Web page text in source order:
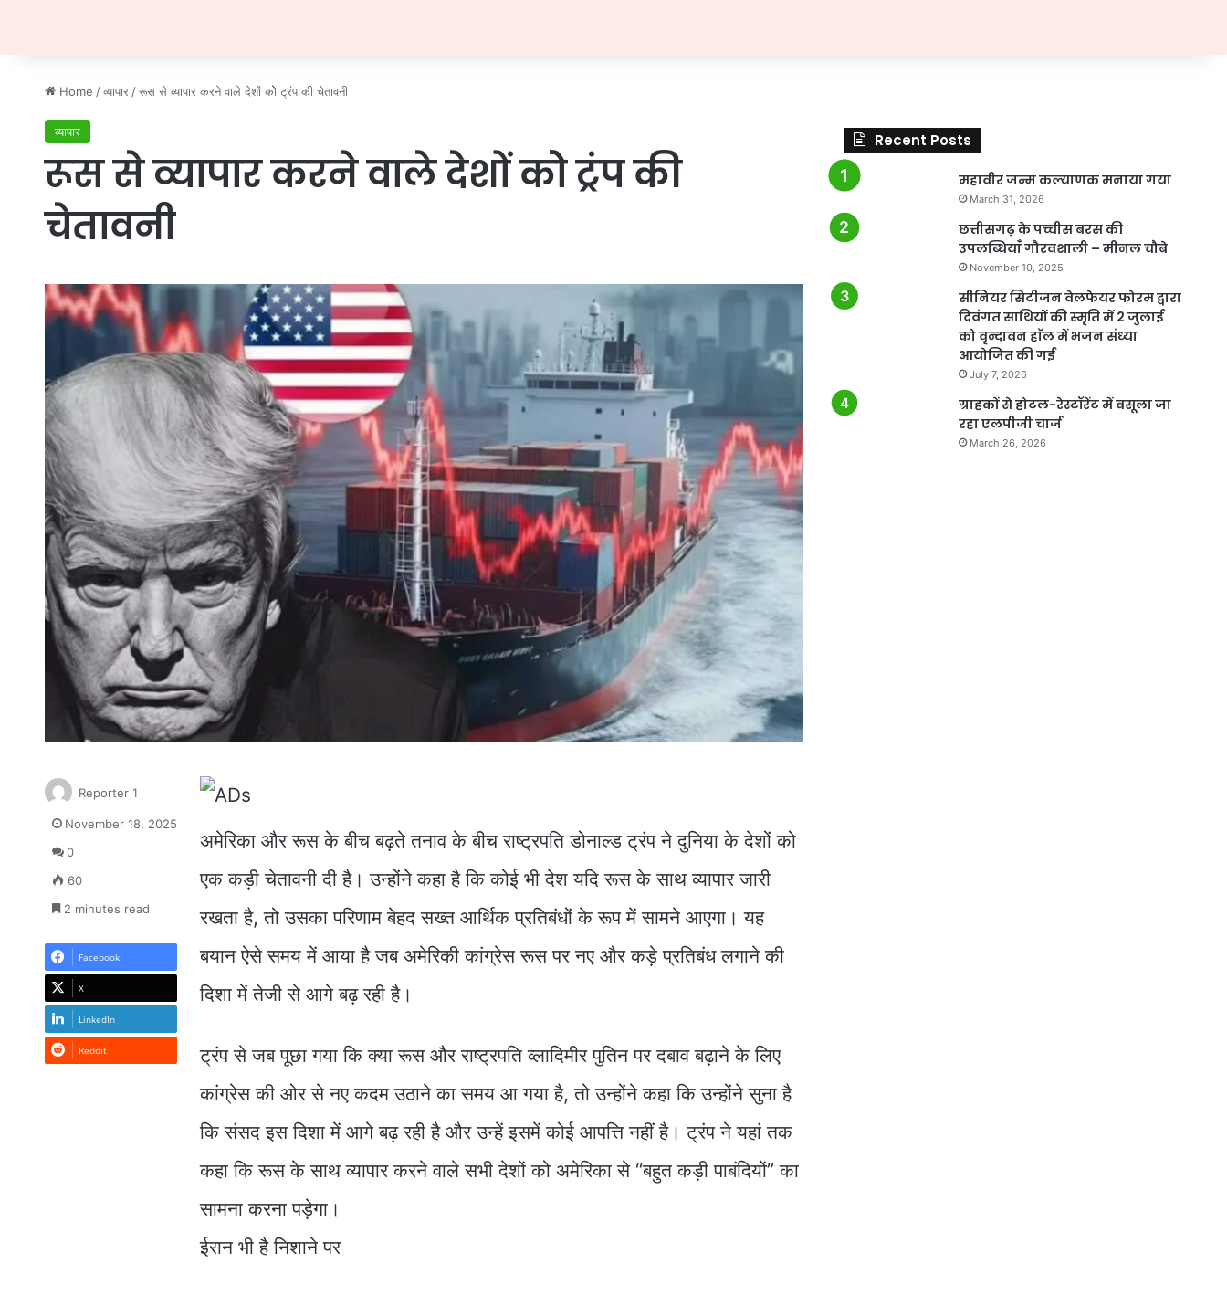
Home / व्यापार / रूस से व्यापार करने वाले देशों कोे ट्रंप की चेतावनी
व्यापार
रूस से व्यापार करने वाले देशों कोे ट्रंप की
चेतावनी
अमेरिका और रूस के बीच बढ़ते तनाव के बीच राष्ट्रपति डोनाल्ड ट्रंप ने दुनिया के देशों को
एक कड़ी चेतावनी दी है। उन्होंने कहा है कि कोई भी देश यदि रूस के साथ व्यापार जारी
रखता है, तो उसका परिणाम बेहद सख्त आर्थिक प्रतिबंधों के रूप में सामने आएगा। यह
बयान ऐसे समय में आया है जब अमेरिकी कांग्रेस रूस पर नए और कड़े प्रतिबंध लगाने की
दिशा में तेजी से आगे बढ़ रही है।
ट्रंप से जब पूछा गया कि क्या रूस और राष्ट्रपति व्लादिमीर पुतिन पर दबाव बढ़ाने के लिए
कांग्रेस की ओर से नए कदम उठाने का समय आ गया है, तो उन्होंने कहा कि उन्होंने सुना है
कि संसद इस दिशा में आगे बढ़ रही है और उन्हें इसमें कोई आपत्ति नहीं है। ट्रंप ने यहां तक
कहा कि रूस के साथ व्यापार करने वाले सभी देशों को अमेरिका से “बहुत कड़ी पाबंदियों” का
सामना करना पड़ेगा।
ईरान भी है निशाने पर
Reporter 1
November 18, 2025
0
60
2 minutes read
Facebook
X
LinkedIn
Reddit
Recent Posts
महावीर जन्म कल्याणक मनाया गया
March 31, 2026
छत्तीसगढ़ के पच्चीस बरस की
उपलब्धियांँ गौरवशाली – मीनल चौबे
November 10, 2025
सीनियर सिटीजन वेलफेयर फोरम द्वारा
दिवंगत साथियों की स्मृति में 2 जुलाई
को वृन्दावन हाॅल में भजन संध्या
आयोजित की गई
July 7, 2026
ग्राहकों से होटल-रेस्टॉरेंट में वसूला जा
रहा एलपीजी चार्ज
March 26, 2026